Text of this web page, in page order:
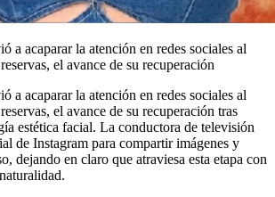
a acaparar la atención en redes sociales al
el avance de su recuperación
a acaparar la atención en redes sociales al
el avance de su recuperación tras
estética facial. La conductora de televisión
de Instagram para compartir imágenes y
dejando en claro que atraviesa esta etapa con